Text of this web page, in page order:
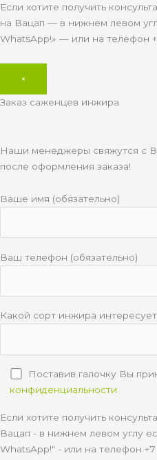
Если хотите получить
на Вацап — в нижнем левом
WhatsApp!» — или на телефон
×
Заказ саженцев инжира
Наши менеджеры свяжутся с
после оформления заказа!
Ваше имя (обязательно)
Ваш телефон (обязательно)
Какой сорт инжира
Поставив галочку Вы
конфиденциальности
Если хотите получить
Вацап - в нижнем левом углу
WhatsApp!" - или на телефон +7